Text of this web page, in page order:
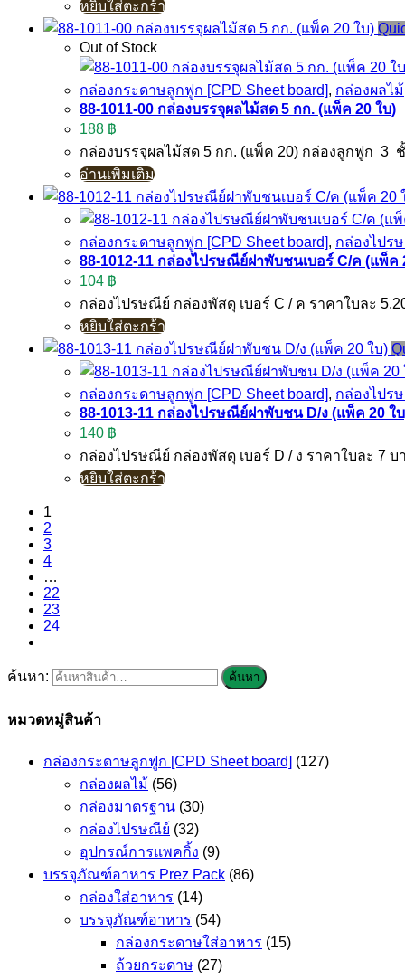
หยิบใส่ตะกร้า
Out of Stock
กล่องกระดาษลูกฟูก [CPD Sheet board], กล่องผลไม้
88-1011-00 กล่องบรรจุผลไม้สด 5 กก. (แพ็ค 20 ใบ)
188 ฿
กล่องบรรจุผลไม้สด 5 กก. (แพ็ค 20) กล่องลูกฟูก 3
อ่านเพิ่มเติม
กล่องกระดาษลูกฟูก [CPD Sheet board], กล่องไปร
88-1012-11 กล่องไปรษณีย์ฝาพับชนเบอร์ C/ค (แพ็ค
104 ฿
กล่องไปรษณีย์ กล่องพัสดุ เบอร์ C / ค ราคาใบละ
หยิบใส่ตะกร้า
กล่องกระดาษลูกฟูก [CPD Sheet board], กล่องไปร
88-1013-11 กล่องไปรษณีย์ฝาพับชน D/ง (แพ็ค 20 ใ
140 ฿
กล่องไปรษณีย์ กล่องพัสดุ เบอร์ D / ง ราคาใบละ 7
หยิบใส่ตะกร้า
1
2
3
4
…
22
23
24
ค้นหา: ค้นหา
หมวดหมู่สินค้า
กล่องกระดาษลูกฟูก [CPD Sheet board] (127)
กล่องผลไม้ (56)
กล่องมาตรฐาน (30)
กล่องไปรษณีย์ (32)
อุปกรณ์การแพคกิ้ง (9)
บรรจุภัณฑ์อาหาร Prez Pack (86)
กล่องใส่อาหาร (14)
บรรจุภัณฑ์อาหาร (54)
กล่องกระดาษใส่อาหาร (15)
ถ้วยกระดาษ (27)